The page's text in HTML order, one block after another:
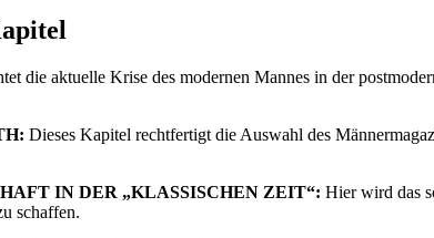
die aktuelle Krise des modernen Mannes in der
Dieses Kapitel rechtfertigt die Auswahl des
IN DER „KLASSISCHEN ZEIT“: Hier wird das
schaffen.